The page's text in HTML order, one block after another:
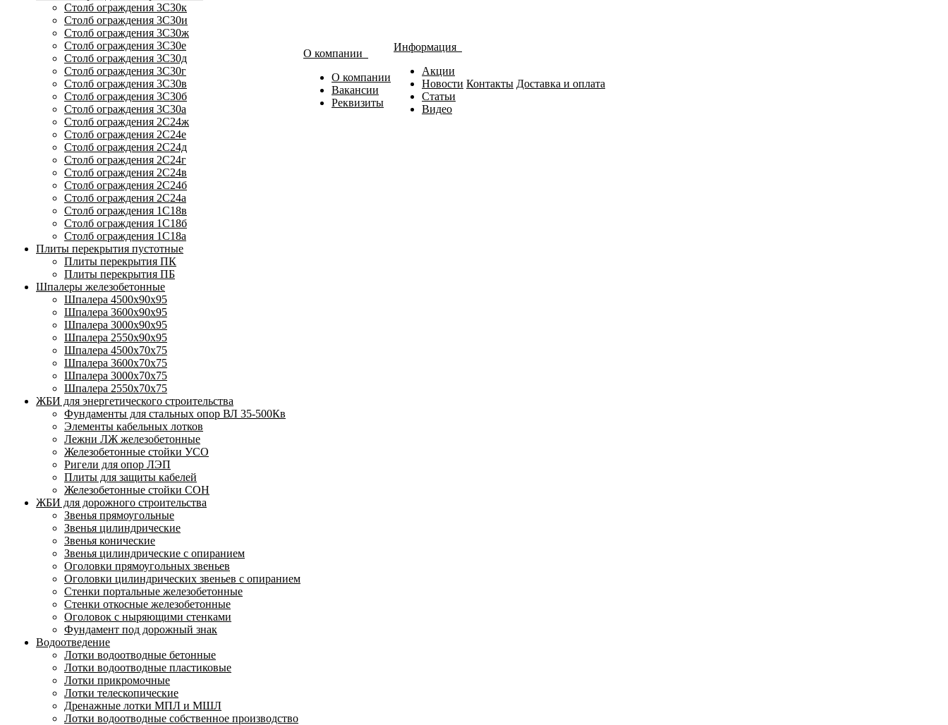
Столб ограждения 3С30к
Столб ограждения 3С30и
Столб ограждения 3С30ж
Столб ограждения 3С30е
Столб ограждения 3С30д
Столб ограждения 3С30г
Столб ограждения 3С30в
Столб ограждения 3С30б
Столб ограждения 3С30а
Столб ограждения 2С24ж
Столб ограждения 2С24е
Столб ограждения 2С24д
Столб ограждения 2С24г
Столб ограждения 2С24в
Столб ограждения 2С24б
Столб ограждения 2С24а
Столб ограждения 1С18в
Столб ограждения 1С18б
Столб ограждения 1С18а
Плиты перекрытия пустотные
Плиты перекрытия ПК
Плиты перекрытия ПБ
Шпалеры железобетонные
Шпалера 4500х90х95
Шпалера 3600х90х95
Шпалера 3000х90х95
Шпалера 2550х90х95
Шпалера 4500х70х75
Шпалера 3600х70х75
Шпалера 3000х70х75
Шпалера 2550х70х75
ЖБИ для энергетического строительства
Фундаменты для стальных опор ВЛ 35-500Кв
Элементы кабельных лотков
Лежни ЛЖ железобетонные
Железобетонные стойки УСО
Ригели для опор ЛЭП
Плиты для защиты кабелей
Железобетонные стойки СОН
ЖБИ для дорожного строительства
Звенья прямоугольные
Звенья цилиндрические
Звенья конические
Звенья цилиндрические с опиранием
Оголовки прямоугольных звеньев
Оголовки цилиндрических звеньев с опиранием
Стенки портальные железобетонные
Стенки откосные железобетонные
Оголовок с ныряющими стенками
Фундамент под дорожный знак
Водоотведение
Лотки водоотводные бетонные
Лотки водоотводные пластиковые
Лотки прикромочные
Лотки телескопические
Дренажные лотки МПЛ и МШЛ
Лотки водоотводные собственное производство
О компании
О компании
Вакансии
Реквизиты
Информация
Акции
Новости
Статьи
Видео
Контакты Доставка и оплата